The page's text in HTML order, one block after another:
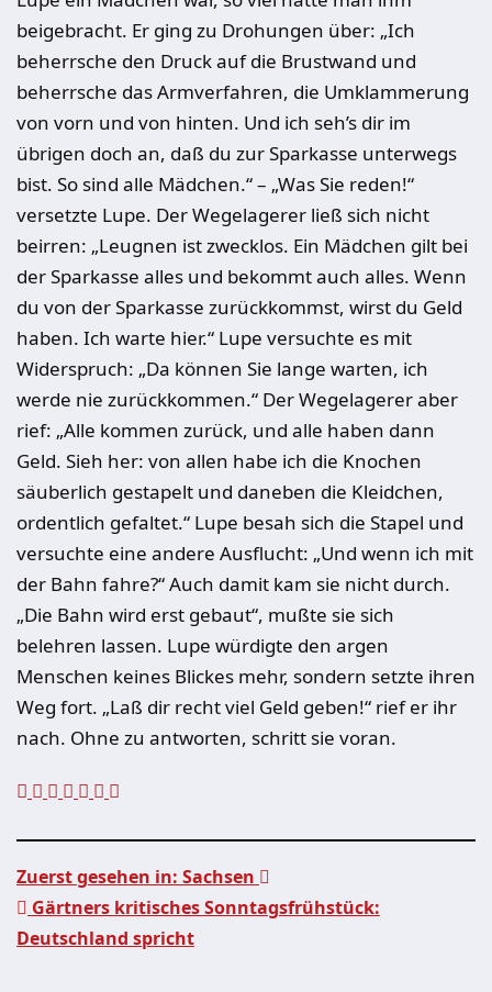
beigebracht. Er ging zu Drohungen über: „Ich
beherrsche den Druck auf die Brustwand und
beherrsche das Armverfahren, die Umklammerung
von vorn und von hinten. Und ich seh’s dir im
übrigen doch an, daß du zur Sparkasse unterwegs
bist. So sind alle Mädchen.“ – „Was Sie reden!“
versetzte Lupe. Der Wegelagerer ließ sich nicht
beirren: „Leugnen ist zwecklos. Ein Mädchen gilt bei
der Sparkasse alles und bekommt auch alles. Wenn
du von der Sparkasse zurückkommst, wirst du Geld
haben. Ich warte hier.“ Lupe versuchte es mit
Widerspruch: „Da können Sie lange warten, ich
werde nie zurückkommen.“ Der Wegelagerer aber
rief: „Alle kommen zurück, und alle haben dann
Geld. Sieh her: von allen habe ich die Knochen
säuberlich gestapelt und daneben die Kleidchen,
ordentlich gefaltet.“ Lupe besah sich die Stapel und
versuchte eine andere Ausflucht: „Und wenn ich mit
der Bahn fahre?“ Auch damit kam sie nicht durch.
„Die Bahn wird erst gebaut“, mußte sie sich
belehren lassen. Lupe würdigte den argen
Menschen keines Blickes mehr, sondern setzte ihren
Weg fort. „Laß dir recht viel Geld geben!“ rief er ihr
nach. Ohne zu antworten, schritt sie voran.
Beitragsnavigation
Zuerst gesehen in: Sachsen
Gärtners kritisches Sonntagsfrühstück:
Deutschland spricht